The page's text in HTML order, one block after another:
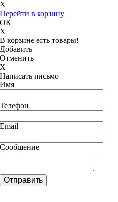
X
Перейти в корзину
ОК
X
В корзине есть товары!
Добавить
Отменить
X
Написать письмо
Имя
Телефон
Email
Сообщение